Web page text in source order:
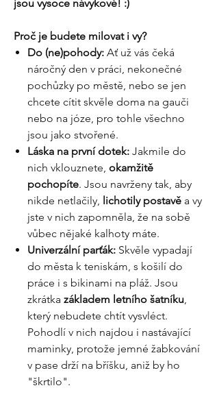
jsou vysoce návykové! :)
Proč je budete milovat i vy?
Do (ne)pohody: Ať už vás čeká
náročný den v práci, nekonečné
pochůzky po městě, nebo se jen
chcete cítit skvěle doma na gauči
nebo na józe, pro tohle všechno
jsou jako stvořené.
Láska na první dotek: Jakmile do
nich vklouznete, okamžitě
pochopíte. Jsou navrženy tak, aby
nikde netlačily, lichotily postavě a vy
jste v nich zapomněla, že na sobě
vůbec nějaké kalhoty máte.
Univerzální parťák: Skvěle vypadají
do města k teniskám, s košilí do
práce i s bikinami na pláž. Jsou
zkrátka základem letního šatníku,
který nebudete chtít vysvléct.
Pohodlí v nich najdou i nastávající
maminky, protože jemné žabkování
v pase drží na bříšku, aniž by ho
"škrtilo".